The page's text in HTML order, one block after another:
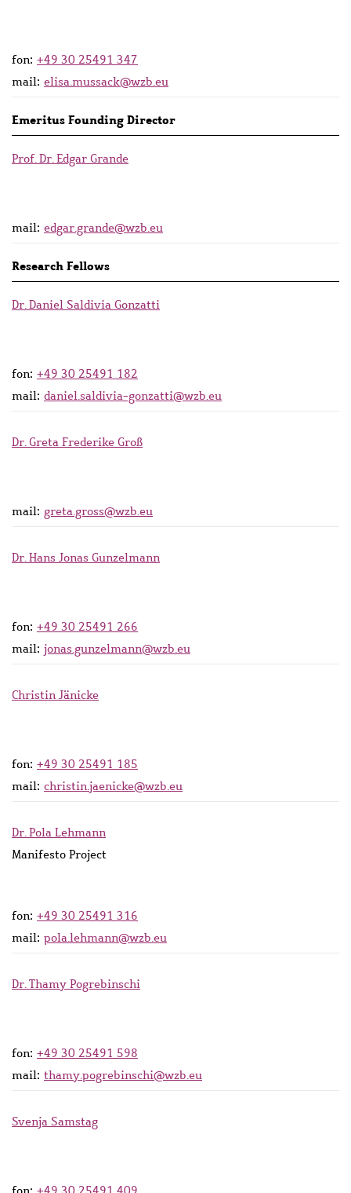
fon: +49 30 25491 347
mail: elisa.mussack@wzb.eu
Emeritus Founding Director
Prof. Dr. Edgar Grande
mail: edgar.grande@wzb.eu
Research Fellows
Dr. Daniel Saldivia Gonzatti
fon: +49 30 25491 182
mail: daniel.saldivia-gonzatti@wzb.eu
Dr. Greta Frederike Groß
mail: greta.gross@wzb.eu
Dr. Hans Jonas Gunzelmann
fon: +49 30 25491 266
mail: jonas.gunzelmann@wzb.eu
Christin Jänicke
fon: +49 30 25491 185
mail: christin.jaenicke@wzb.eu
Dr. Pola Lehmann
Manifesto Project
fon: +49 30 25491 316
mail: pola.lehmann@wzb.eu
Dr. Thamy Pogrebinschi
fon: +49 30 25491 598
mail: thamy.pogrebinschi@wzb.eu
Svenja Samstag